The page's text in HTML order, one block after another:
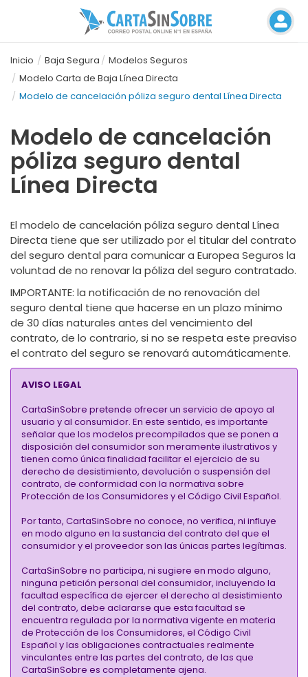
Inicio Baja Segura
Modelos Seguros
Modelo Carta de Baja Línea Directa
Modelo de cancelación póliza seguro dental Línea Directa
Modelo de cancelación
póliza seguro dental
Línea Directa
El modelo de cancelación póliza seguro dental Línea
Directa tiene que ser utilizado por el titular del contrato
del seguro dental para comunicar a Europea Seguros la
voluntad de no renovar la póliza del seguro contratado.
IMPORTANTE: la notificación de no renovación del
seguro dental tiene que hacerse en un plazo mínimo
de 30 días naturales antes del vencimiento del
contrato, de lo contrario, si no se respeta este preaviso
el contrato del seguro se renovará automáticamente.
AVISO LEGAL
CartaSinSobre pretende ofrecer un servicio de apoyo al
usuario y al consumidor. En este sentido, es importante
señalar que los modelos precompilados que se ponen a
disposición del consumidor son meramente ilustrativos y
tienen como única finalidad facilitar el ejercicio de su
derecho de desistimiento, devolución o suspensión del
contrato, de conformidad con la normativa sobre
Protección de los Consumidores y el Código Civil Español.
Por tanto, CartaSinSobre no conoce, no verifica, ni influye
en modo alguno en la sustancia del contrato del que el
consumidor y el proveedor son las únicas partes legítimas.
CartaSinSobre no participa, ni sugiere en modo alguno,
ninguna petición personal del consumidor, incluyendo la
facultad específica de ejercer el derecho al desistimiento
del contrato, debe aclararse que esta facultad se
encuentra regulada por la normativa vigente en materia
de Protección de los Consumidores, el Código Civil
Español y las obligaciones contractuales realmente
vinculantes entre las partes del contrato, de las que
CartaSinSobre es completamente ajena.